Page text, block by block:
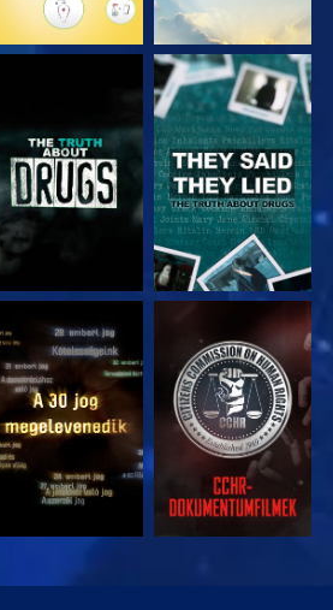
MŰSORNÉZÉS MŰSORNÉZÉS
MŰSORNÉZÉS MŰSORNÉZÉS